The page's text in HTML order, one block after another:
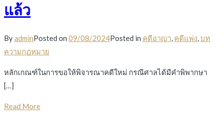
แล้ว
ByadminPosted on 09/08/2024Posted in คดีอาญา, คดีแพ่ง,บท
ความกฏหมาย
หลักเกณฑ์ในการขอให้พิจารณาคดีใหม่ กรณีศาลได้มีคำพิพากษา
[…]
Read More